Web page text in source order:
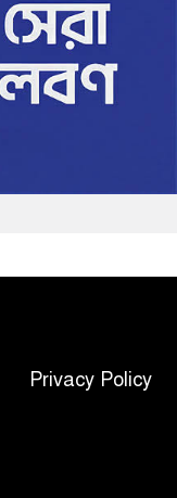
Privacy Policy